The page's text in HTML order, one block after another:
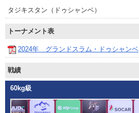
タジキスタン（ドゥシャンベ）
トーナメント表
2024年 グランドスラム・ドゥシャンベ
戦績
60kg級